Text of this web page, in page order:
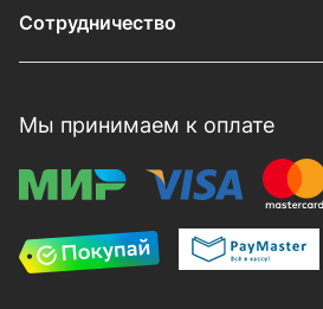
Сотрудничество
Мы принимаем к оплате